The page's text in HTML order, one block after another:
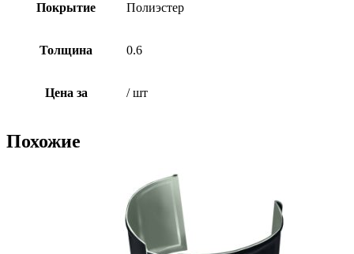
Покрытие Полиэстер
Толщина 0.6
Цена за / шт
Похожие